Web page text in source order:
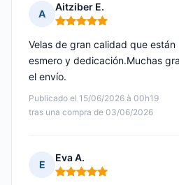
A
Aitziber E.
Nota: 5 de 5
Publicado el 15/06/2026 à 00h19
tras una compra de 03/06/2026
Velas de gran calidad que
esmero y dedicación.Muchas
el envío.
E
Eva A.
Nota: 5 de 5